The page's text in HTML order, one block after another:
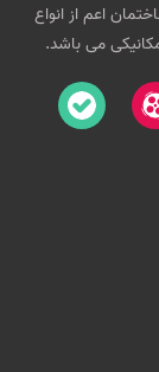
اعم از انواع
می باشد.